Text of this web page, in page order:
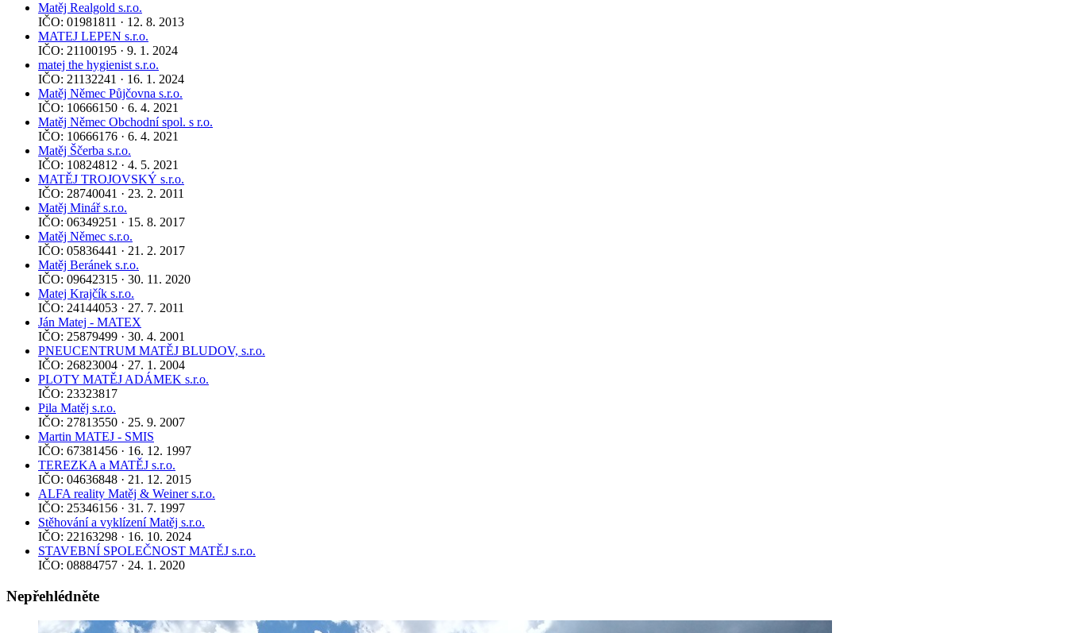
Matěj Realgold s.r.o.
IČO: 01981811 · 12. 8. 2013
MATEJ LEPEN s.r.o.
IČO: 21100195 · 9. 1. 2024
matej the hygienist s.r.o.
IČO: 21132241 · 16. 1. 2024
Matěj Němec Půjčovna s.r.o.
IČO: 10666150 · 6. 4. 2021
Matěj Němec Obchodní spol. s r.o.
IČO: 10666176 · 6. 4. 2021
Matěj Ščerba s.r.o.
IČO: 10824812 · 4. 5. 2021
MATĚJ TROJOVSKÝ s.r.o.
IČO: 28740041 · 23. 2. 2011
Matěj Minář s.r.o.
IČO: 06349251 · 15. 8. 2017
Matěj Němec s.r.o.
IČO: 05836441 · 21. 2. 2017
Matěj Beránek s.r.o.
IČO: 09642315 · 30. 11. 2020
Matej Krajčík s.r.o.
IČO: 24144053 · 27. 7. 2011
Ján Matej - MATEX
IČO: 25879499 · 30. 4. 2001
PNEUCENTRUM MATĚJ BLUDOV, s.r.o.
IČO: 26823004 · 27. 1. 2004
PLOTY MATĚJ ADÁMEK s.r.o.
IČO: 23323817
Pila Matěj s.r.o.
IČO: 27813550 · 25. 9. 2007
Martin MATEJ - SMIS
IČO: 67381456 · 16. 12. 1997
TEREZKA a MATĚJ s.r.o.
IČO: 04636848 · 21. 12. 2015
ALFA reality Matěj & Weiner s.r.o.
IČO: 25346156 · 31. 7. 1997
Stěhování a vyklízení Matěj s.r.o.
IČO: 22163298 · 16. 10. 2024
STAVEBNÍ SPOLEČNOST MATĚJ s.r.o.
IČO: 08884757 · 24. 1. 2020
Nepřehlédněte